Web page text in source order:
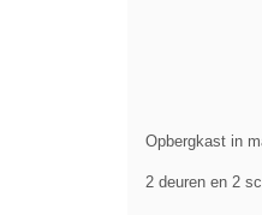
Opbergkast in
2 deuren en 2